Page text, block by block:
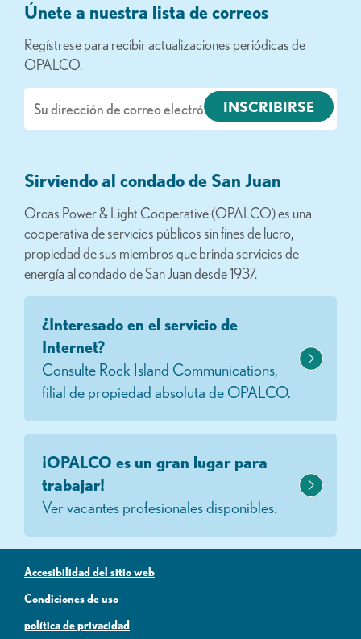
Únete a nuestra lista de correos
Regístrese para recibir actualizaciones periódicas de
OPALCO.
electrónico
Sirviendo al condado de San Juan
Orcas Power & Light Cooperative (OPALCO) es una
cooperativa de servicios públicos sin fines de lucro,
propiedad de sus miembros que brinda servicios de
energía al condado de San Juan desde 1937.
¿Interesado en el servicio de
Internet?
Consulte Rock Island Communications,
filial de propiedad absoluta de OPALCO.
¡OPALCO es un gran lugar para
trabajar!
Ver vacantes profesionales disponibles.
Accesibilidad del sitio web
Condiciones de uso
política de privacidad